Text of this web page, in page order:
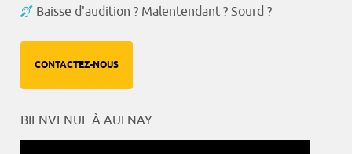
Baisse d'audition ? Malentendant ? Sourd ?
CONTACTEZ-NOUS
BIENVENUE À AULNAY